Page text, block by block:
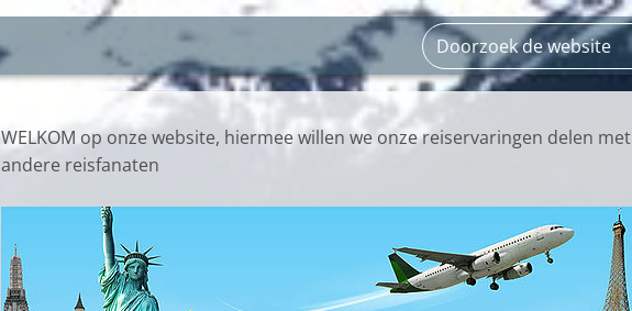
WELKOM op onze website, hiermee willen we onze reiservaringen delen met
andere reisfanaten